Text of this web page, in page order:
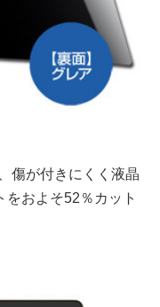
傷が付きにくく液晶
およそ52％カット